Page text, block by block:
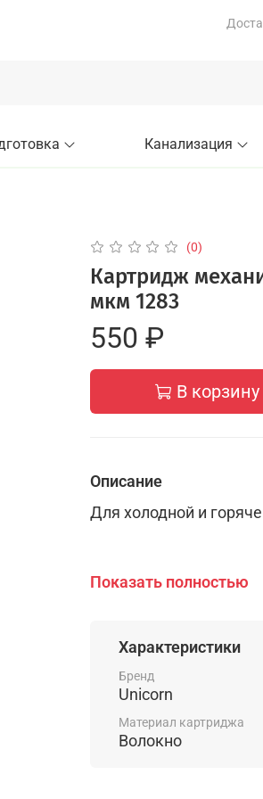
Канализация
(0)
Картридж
мкм 1283
550 ₽
В корзину
Описание
Для холодной и
Размер картриджа: 20"
Размер устраняемых
Устраняет: песок,
Скорость
Показать полностью
Характеристики
Бренд
Unicorn
Материал картриджа
Волокно